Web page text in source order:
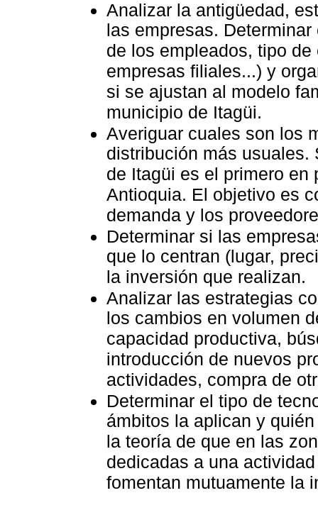
Analizar la antigüedad,
las empresas.
de los empleados, tipo
empresas filiales...) y
si se ajustan al modelo
municipio de Itagüi.
Averiguar cuales son los
distribución más
de Itagüi es el primero en
Antioquia. El objetivo es
demanda y los
Determinar si las
que lo centran (lugar,
la inversión que realizan.
Analizar las estrategias
los cambios en volumen
capacidad productiva,
introducción de nuevos
actividades, compra de
Determinar el tipo de
ámbitos la aplican y
la teoría de que en las
dedicadas a una
fomentan mutuamente la